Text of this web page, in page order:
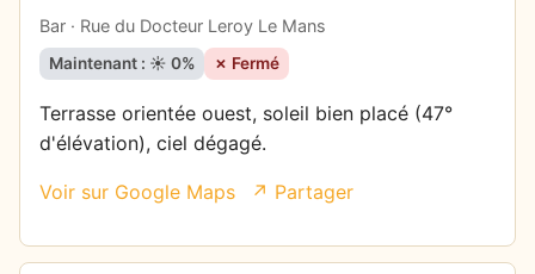
Bar · Rue du Docteur Leroy Le Mans
Maintenant : ☀️ 0% ✗ Fermé
Terrasse orientée ouest, soleil bien placé (47°
d'élévation), ciel dégagé.
Voir sur Google Maps ↗ Partager